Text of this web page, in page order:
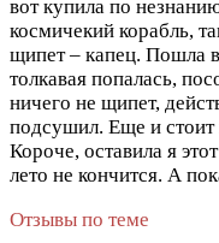
вот купила по
космичекий корабль,
щипет – капец. Пошла
толкавая попалась,
ничего не щипет,
подсушил. Еще и стоит
Короче, оставила я
лето не кончится. А
Отзывы по теме